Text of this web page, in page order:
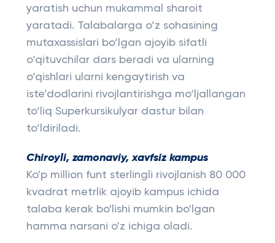
yaratish uchun mukammal sharoit
yaratadi. Talabalarga o‘z sohasining
mutaxassislari bo‘lgan ajoyib sifatli
o‘qituvchilar dars beradi va ularning
o‘qishlari ularni kengaytirish va
iste’dodlarini rivojlantirishga mo‘ljallangan
to‘liq Superkursikulyar dastur bilan
to‘ldiriladi.
Chiroyli, zamonaviy, xavfsiz kampus
Ko'p million funt sterlingli rivojlanish 80 000
kvadrat metrlik ajoyib kampus ichida
talaba kerak bo'lishi mumkin bo'lgan
hamma narsani o'z ichiga oladi.